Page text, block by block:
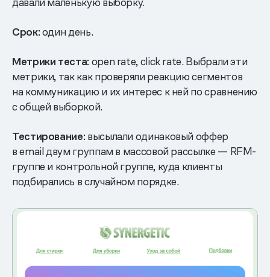
Срок:один день.
Метрики теста: open rate, click rate. Выбрали эти
метрики, так как проверяли реакцию сегментов
на коммуникацию и их интерес к ней по сравнению
с общей выборкой.
Тестирование: высылали одинаковый оффер
в email двум группам в массовой рассылке — RFM-
группе и контрольной группе, куда клиенты
подбирались в случайном порядке.